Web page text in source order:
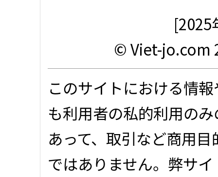
[2025
© Viet-jo.com
このサイトにおける情
も利用者の私的利用の
あって、取引など商用
ではありません。弊サ